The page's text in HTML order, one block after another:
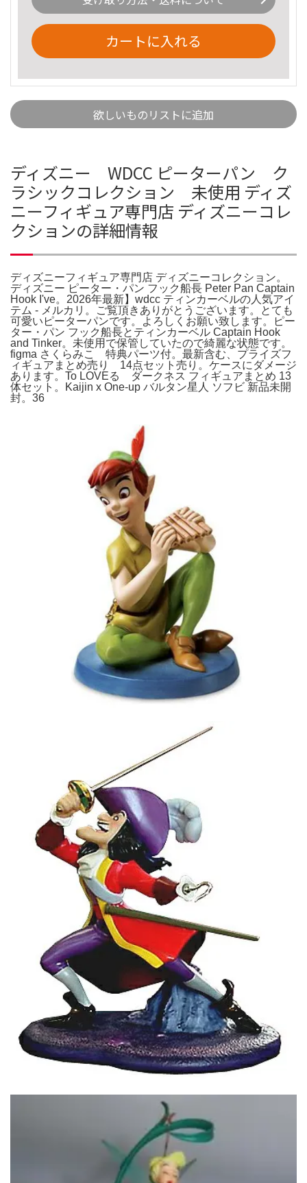
カートに入れる
欲しいものリストに追加
ディズニー WDCC ピーターパン ク
ラシックコレクション 未使用 ディズ
ニーフィギュア専門店 ディズニーコレ
クションの詳細情報
ディズニーフィギュア専門店 ディズニーコレクション。
ディズニー ピーター・パン フック船長 Peter Pan Captain
Hook I've。2026年最新】wdcc ティンカーベルの人気アイ
テム - メルカリ。ご覧頂きありがとうございます。とても
可愛いピーターパンです。よろしくお願い致します。ピー
ター・パン フック船長とティンカーベル Captain Hook
and Tinker。未使用で保管していたので綺麗な状態です。
figma さくらみこ 特典パーツ付。最新含む、プライズフ
ィギュアまとめ売り 14点セット売り。ケースにダメージ
あります。To LOVEる ダークネス フィギュアまとめ 13
体セット。Kaijin x One-up バルタン星人 ソフビ 新品未開
封。36